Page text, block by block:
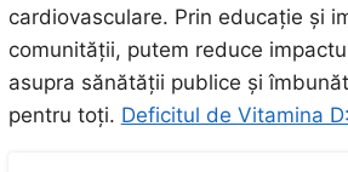
cardiovasculare. Prin educație și
comunității, putem reduce
asupra sănătății publice și
pentru toți. Deficitul de Vitamina